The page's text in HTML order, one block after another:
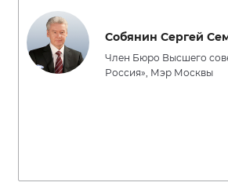
Собянин Сергей
Член Бюро Высшего
Россия», Мэр Москвы